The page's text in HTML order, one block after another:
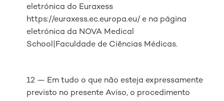
eletrónica do Euraxess
https://euraxess.ec.europa.eu/ e na página
eletrónica da NOVA Medical
School|Faculdade de Ciências Médicas.
12 — Em tudo o que não esteja expressamente
previsto no presente Aviso, o procedimento